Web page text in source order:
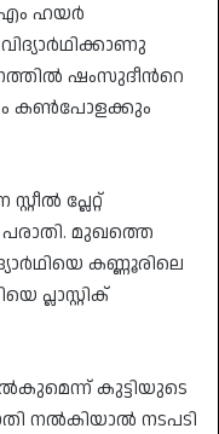
ഹയർ
ഷംസുദീന്‍റെ
കൺപോളക്കും
പ്ലേറ്റ്
മുഖത്തെ
കണ്ണൂരിലെ
പ്ലാസ്റ്റിക്
കുട്ടിയുടെ
നൽകിയാൽ നടപടി